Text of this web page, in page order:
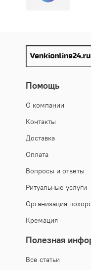
Помощь
О компании
Контакты
Доставка
Оплата
Вопросы и ответы
Ритуальные услуги
Организация
Кремация
Полезная
Все статьи